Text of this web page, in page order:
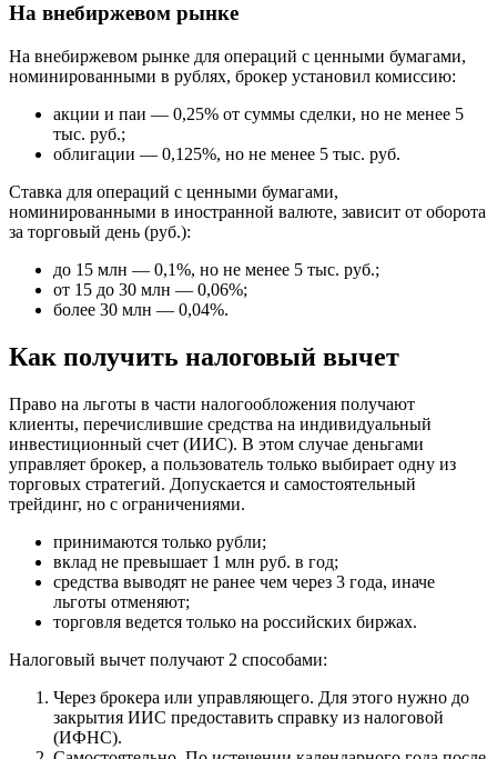
На внебиржевом рынке
На внебиржевом рынке для операций с ценными бумагами,
номинированными в рублях, брокер установил комиссию:
акции и паи — 0,25% от суммы сделки, но не менее 5
тыс. руб.;
облигации — 0,125%, но не менее 5 тыс. руб.
Ставка для операций с ценными бумагами,
номинированными в иностранной валюте, зависит от оборота
за торговый день (руб.):
до 15 млн — 0,1%, но не менее 5 тыс. руб.;
от 15 до 30 млн — 0,06%;
более 30 млн — 0,04%.
Как получить налоговый вычет
Право на льготы в части налогообложения получают
клиенты, перечислившие средства на индивидуальный
инвестиционный счет (ИИС). В этом случае деньгами
управляет брокер, а пользователь только выбирает одну из
торговых стратегий. Допускается и самостоятельный
трейдинг, но с ограничениями.
принимаются только рубли;
вклад не превышает 1 млн руб. в год;
средства выводят не ранее чем через 3 года, иначе
льготы отменяют;
торговля ведется только на российских биржах.
Налоговый вычет получают 2 способами:
Через брокера или управляющего. Для этого нужно до
закрытия ИИС предоставить справку из налоговой
(ИФНС).